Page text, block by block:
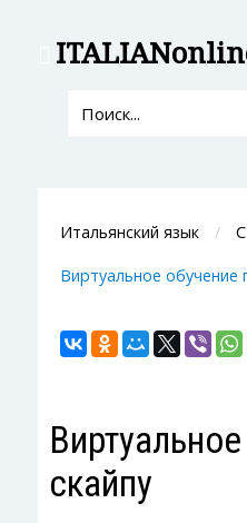
ITALIAN
Итальянский язык
Виртуальное обучение
скайпу